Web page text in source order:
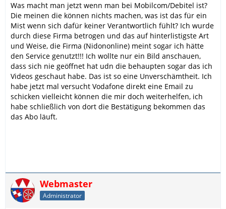
Was macht man jetzt wenn man bei Mobilcom/Debitel ist?
Die meinen die können nichts machen, was ist das für ein
Mist wenn sich dafür keiner Verantwortlich fühlt? Ich wurde
durch diese Firma betrogen und das auf hinterlistigste Art
und Weise, die Firma (Nidononline) meint sogar ich hätte
den Service genutzt!!! Ich wollte nur ein Bild anschauen,
dass sich nie geöffnet hat udn die behaupten sogar das ich
Videos geschaut habe. Das ist so eine Unverschämtheit. Ich
habe jetzt mal versucht Vodafone direkt eine Email zu
schicken vielleicht können die mir doch weiterhelfen, ich
habe schließlich von dort die Bestätigung bekommen das
das Abo läuft.
Webmaster
Administrator